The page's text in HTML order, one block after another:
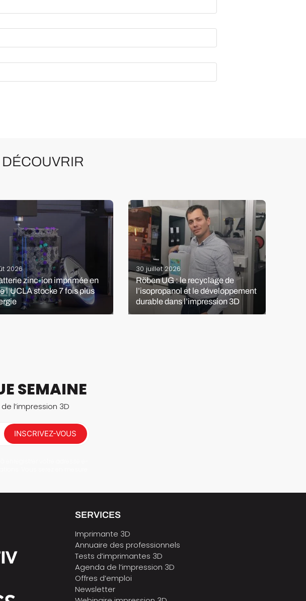
DÉCOUVRIR
2026
zinc-ion imprimée en
l’UCLA stocke 7 fois plus
30 juillet 2026
Röben UG : le recyclage de
l’isopropanol et le développement
durable dans l’impression 3D
SEMAINE
l’impression 3D
INSCRIVEZ-VOUS
SERVICES
Imprimante 3D
Annuaire des professionnels
Tests d’imprimantes 3D
Agenda de l’impression 3D
Offres d’emploi
Newsletter